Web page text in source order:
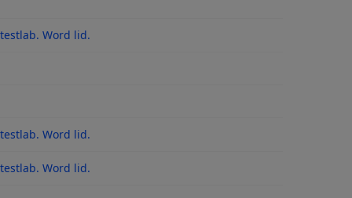
Word lid.
Word lid.
updatesWord lid.